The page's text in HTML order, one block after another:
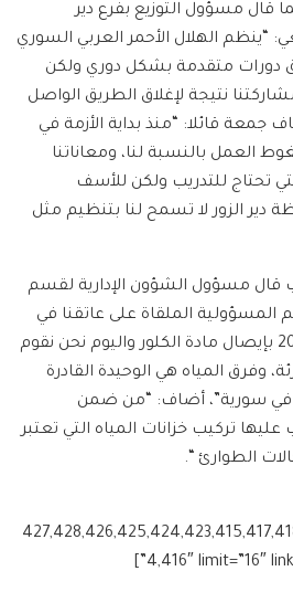
قال مسؤول التوزيع بفرع دير
“ينظم الهلال الأحمر العربي السوري
دورات متقدمة بشكل دوري ولكن
نتيجة لإغلاق الطريق الواصل
جمعة قائلا: “منذ بداية الأزمة في
العمل بالنسبة لنا، ومعاناتنا
تحتاج للتدريب ولكن للأسف
دير الزور لا تسمح لنا بتنظيم مثل
قال مسؤول الشؤون الإدارية لقسم
المسؤولية الملقاة على عاتقنا في
تزايد، حيث بدأنا في عام 2012 بإيصال مادة الكلور واليوم نحن نقوم
وفرق المياه هي الوحيدة القادرة
في سورية”، أضاف: “من ضمن
تركيب خزانات المياه التي تعتبر
الطوارئ “.
4,416″ limit=”16″